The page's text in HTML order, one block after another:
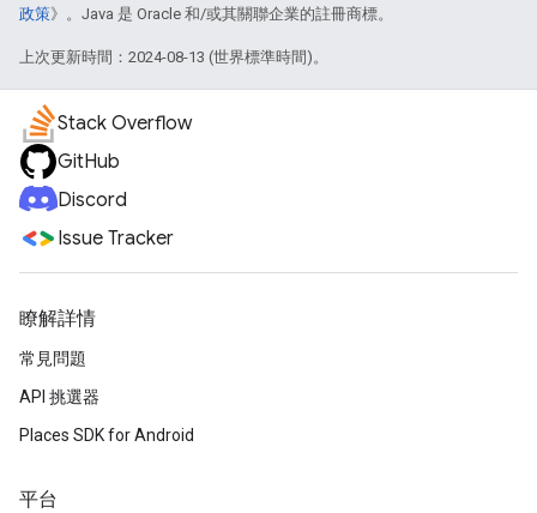
政策》。Java 是 Oracle 和/或其關聯企業的註冊商標。
上次更新時間：2024-08-13 (世界標準時間)。
Stack Overflow
GitHub
Discord
Issue Tracker
瞭解詳情
常見問題
API 挑選器
Places SDK for Android
平台